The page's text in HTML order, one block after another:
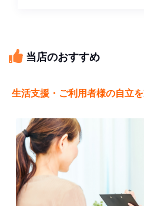
当店のおすすめ
生活支援・ご利用者様の自立